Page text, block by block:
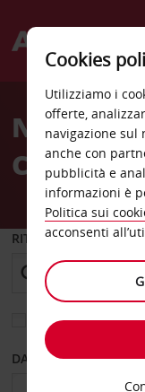
Welcome
AvisNoleggio
City
RITIRO DA
Scegli una
DAL GIORNO
Cookies
Utilizziamo i
offerte,
navigazione sul
anche con
pubblicità e
informazioni è
Politica sui
acconsenti